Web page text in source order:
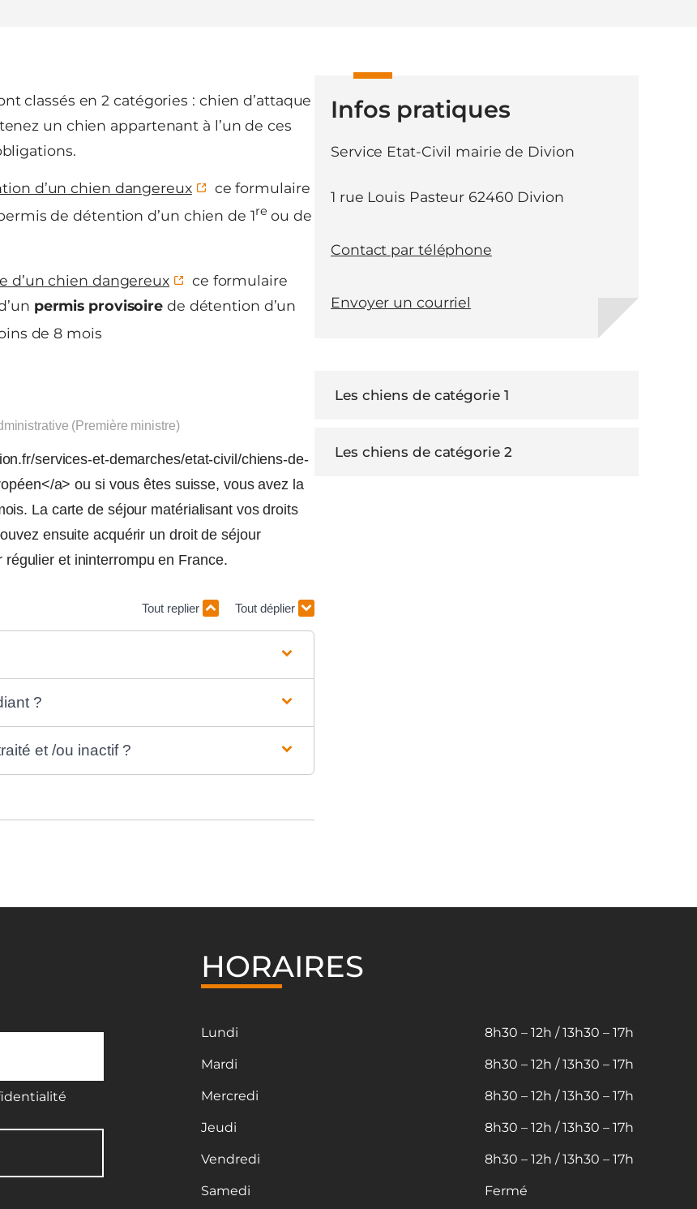
classés en 2 catégories : chien d’attaque
un chien appartenant à l’un de ces
d’un chien dangereux
ce formulaire
de détention d’un chien de 1re ou de
d’un chien dangereux
ce formulaire
permis provisoire de détention d’un
de 8 mois
(Première ministre)
services-et-demarches/etat-civil/chiens-de-
a> ou si vous êtes suisse, vous avez la
La carte de séjour matérialisant vos droits
ensuite acquérir un droit de séjour
et ininterrompu en France.
Tout replier Tout déplier
?
et /ou inactif ?
Infos pratiques
Service Etat-Civil mairie de Divion
1 rue Louis Pasteur 62460 Divion
Contact par téléphone
Envoyer un courriel
Les chiens de catégorie 1
Les chiens de catégorie 2
HORAIRES
Lundi
Mardi
Mercredi
Jeudi
Vendredi
Samedi
8h30 – 12h / 13h30 – 17h
8h30 – 12h / 13h30 – 17h
8h30 – 12h / 13h30 – 17h
8h30 – 12h / 13h30 – 17h
8h30 – 12h / 13h30 – 17h
Fermé